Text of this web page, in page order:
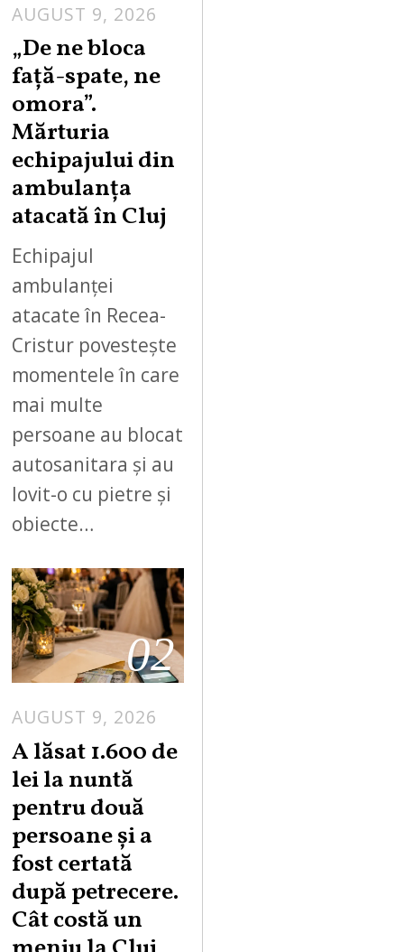
AUGUST 9, 2026
„De ne bloca
față-spate, ne
omora”.
Mărturia
echipajului din
ambulanța
atacată în Cluj
Echipajul
ambulanței
atacate în Recea-
Cristur povestește
momentele în care
mai multe
persoane au blocat
autosanitara și au
lovit-o cu pietre și
obiecte…
02
AUGUST 9, 2026
A lăsat 1.600 de
lei la nuntă
pentru două
persoane și a
fost certată
după petrecere.
Cât costă un